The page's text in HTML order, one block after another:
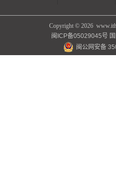
Copyright © 2026
闽ICP备05029045号
闽公网安备